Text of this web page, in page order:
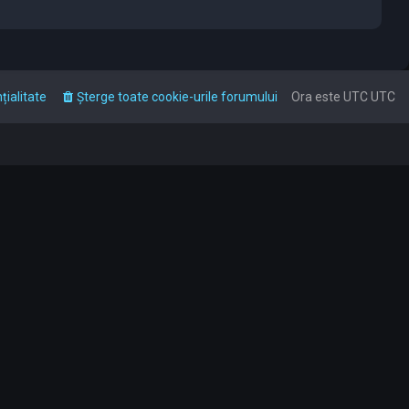
Ora este UTC UTC
Şterge toate cookie-urile forumului